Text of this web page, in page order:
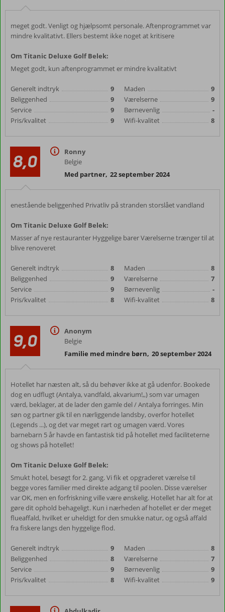
meget godt. Venligt og hjælpsomt personale. Aftenprogrammet var
mindre kvalitativt. Ellers bestemt ikke noget at kritisere
Om Titanic Deluxe Golf Belek:
Meget godt, kun aftenprogrammet er mindre kvalitativt
Generelt indtryk
9
Beliggenhed
9
Service
9
Pris/kvalitet
9
Maden
9
Værelserne
9
Børnevenlig
-
Wifi-kvalitet
8
8,0
Ronny
Belgie
Med partner, 22 september 2024
enestående beliggenhed Privatliv på stranden storslået vandland
Om Titanic Deluxe Golf Belek:
Masser af nye restauranter Hyggelige barer Værelserne trænger til at
blive renoveret
Generelt indtryk
8
Beliggenhed
9
Service
9
Pris/kvalitet
8
Maden
8
Værelserne
7
Børnevenlig
-
Wifi-kvalitet
8
9,0
Anonym
Belgie
Familie med mindre børn, 20 september 2024
Hotellet har næsten alt, så du behøver ikke at gå udenfor. Bookede
dog en udflugt (Antalya, vandfald, akvarium!,,) som var umagen
værd, beklager, at de lader den gamle del / Antalya forringes. Min
søn og partner gik til en nærliggende landsby, overfor hotellet
(Legends ...), og det var meget rart og umagen værd. Vores
barnebarn 5 år havde en fantastisk tid på hotellet med faciliteterne
og shows på hotellet!
Om Titanic Deluxe Golf Belek:
Smukt hotel, besøgt for 2. gang. Vi fik et opgraderet værelse til
begge vores familier med direkte adgang til poolen. Disse værelser
var OK, men en forfriskning ville være ønskelig. Hotellet har alt for at
gøre dit ophold behageligt. Kun i nærheden af hotellet er der meget
flueaffald, hvilket er uheldigt for den smukke natur, og også affald
fra fiskere langs den hyggelige flod.
Generelt indtryk
9
Beliggenhed
8
Service
9
Pris/kvalitet
8
Maden
8
Værelserne
7
Børnevenlig
9
Wifi-kvalitet
9